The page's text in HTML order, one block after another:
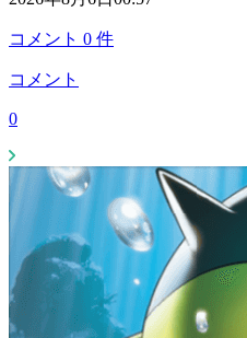
コメント 0 件
コメント
0